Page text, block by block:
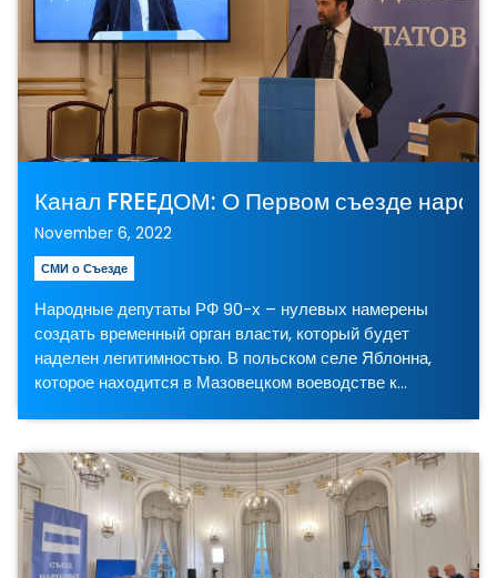
Канал FREEДОМ: О Первом съезде
November 6, 2022
СМИ о Съезде
Народные депутаты РФ 90-х – нулевых намерены
создать временный орган власти, который будет
наделен легитимностью. В польском селе Яблонна,
которое находится в Мазовецком воеводстве к…